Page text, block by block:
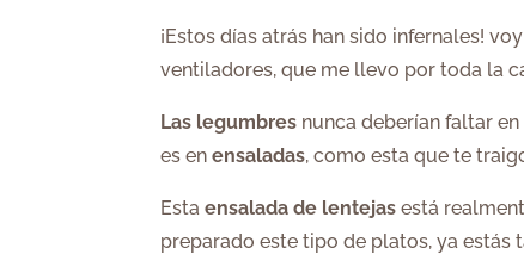
¡Estos días atrás han sido infernales!
ventiladores, que me llevo por toda la
Las legumbres nunca deberían faltar
es enensaladas, como esta que te
Estaensalada de lentejas está
preparado este tipo de platos, ya estás